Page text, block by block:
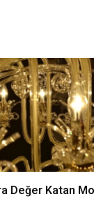
Değer Katan